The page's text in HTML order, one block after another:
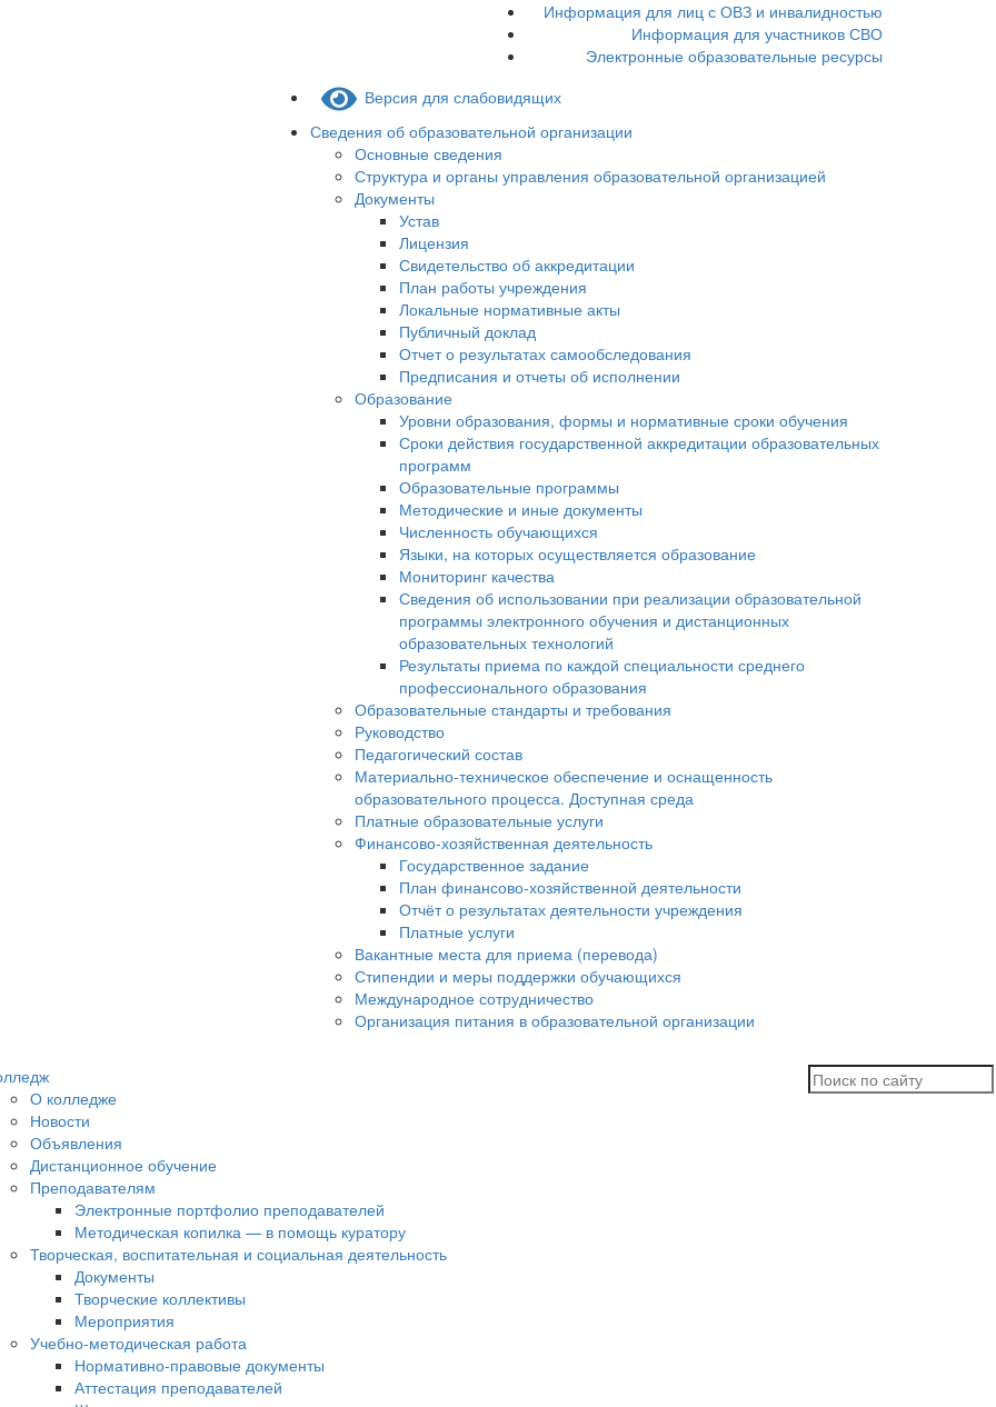
Информация для лиц с ОВЗ и инвалидностью
Информация для участников СВО
Электронные образовательные ресурсы
Версия для слабовидящих
Сведения об образовательной организации
Основные сведения
Структура и органы управления образовательной организацией
Документы
Устав
Лицензия
Свидетельство об аккредитации
План работы учреждения
Локальные нормативные акты
Публичный доклад
Отчет о результатах самообследования
Предписания и отчеты об исполнении
Образование
Уровни образования, формы и нормативные сроки обучения
Сроки действия государственной аккредитации образовательных
программ
Образовательные программы
Методические и иные документы
Численность обучающихся
Языки, на которых осуществляется образование
Мониторинг качества
Сведения об использовании при реализации образовательной
программы электронного обучения и дистанционных
образовательных технологий
Результаты приема по каждой специальности среднего
профессионального образования
Образовательные стандарты и требования
Руководство
Педагогический состав
Материально-техническое обеспечение и оснащенность
образовательного процесса. Доступная среда
Платные образовательные услуги
Финансово-хозяйственная деятельность
Государственное задание
План финансово-хозяйственной деятельности
Отчёт о результатах деятельности учреждения
Платные услуги
Вакантные места для приема (перевода)
Стипендии и меры поддержки обучающихся
Международное сотрудничество
Организация питания в образовательной организации
О колледже
Новости
Объявления
Дистанционное обучение
Преподавателям
Электронные портфолио преподавателей
Методическая копилка — в помощь куратору
Творческая, воспитательная и социальная деятельность
Документы
Творческие коллективы
Мероприятия
Учебно-методическая работа
Нормативно-правовые документы
Аттестация преподавателей